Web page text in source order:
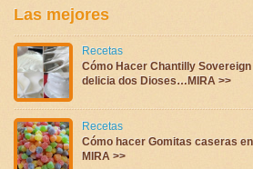
Las mejores
Recetas
Cómo Hacer Chantilly
delicia dos Dioses…MIRA >>
Recetas
Cómo hacer Gomitas caseras
MIRA >>